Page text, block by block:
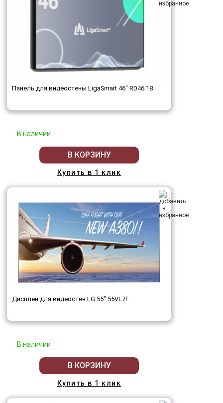
Панель для видеостены LigaSmart 46" RD46.18
В наличии
В КОРЗИНУ
Купить в 1 клик
Дисплей для видеостен LG 55" 55VL7F
В наличии
В КОРЗИНУ
Купить в 1 клик